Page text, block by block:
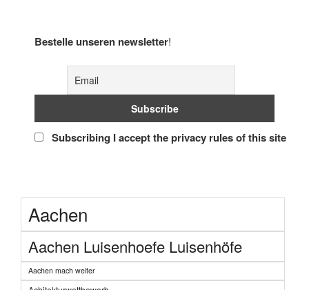
Bestelle unseren newsletter!
Subscribing I accept the privacy rules of this site
Aachen
Aachen Luisenhoefe Luisenhöfe
Aachen mach weiter